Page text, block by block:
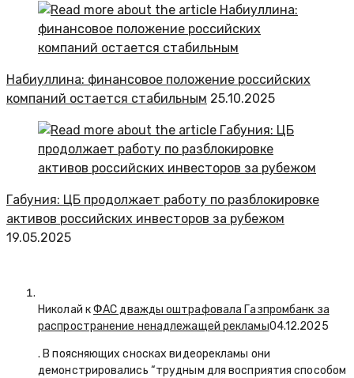
Набиуллина: финансовое положение российских
компаний остается стабильным 25.10.2025
Габуния: ЦБ продолжает работу по разблокировке
активов российских инвесторов за рубежом
19.05.2025
Николай кФАС дважды оштрафовала Газпромбанк за
распространение ненадлежащей рекламы04.12.2025
. В поясняющих сносках видеорекламы они
демонстрировались “трудным для восприятия способом